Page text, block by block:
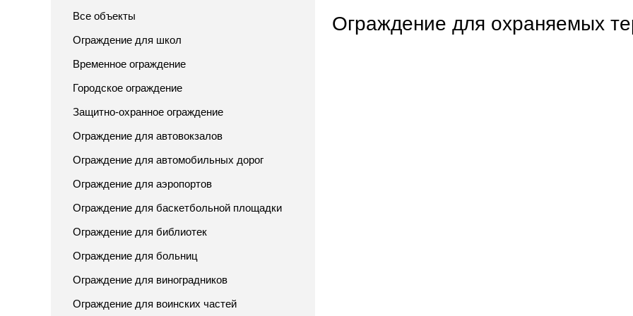
Все объекты
Ограждение для школ
Временное ограждение
Городское ограждение
Защитно-охранное ограждение
Ограждение для автовокзалов
Ограждение для автомобильных дорог
Ограждение для аэропортов
Ограждение для баскетбольной площадки
Ограждение для библиотек
Ограждение для больниц
Ограждение для виноградников
Ограждение для воинских частей
Ограждение для охраняемых